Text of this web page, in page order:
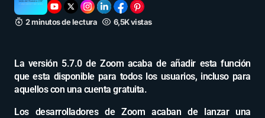
2 minutos de lectura 6,5K vistas
La versión 5.7.0 de Zoom acaba de añadir esta función
que esta disponible para todos los usuarios, incluso para
aquellos con una cuenta gratuita.
Los desarrolladores de Zoom acaban de lanzar una